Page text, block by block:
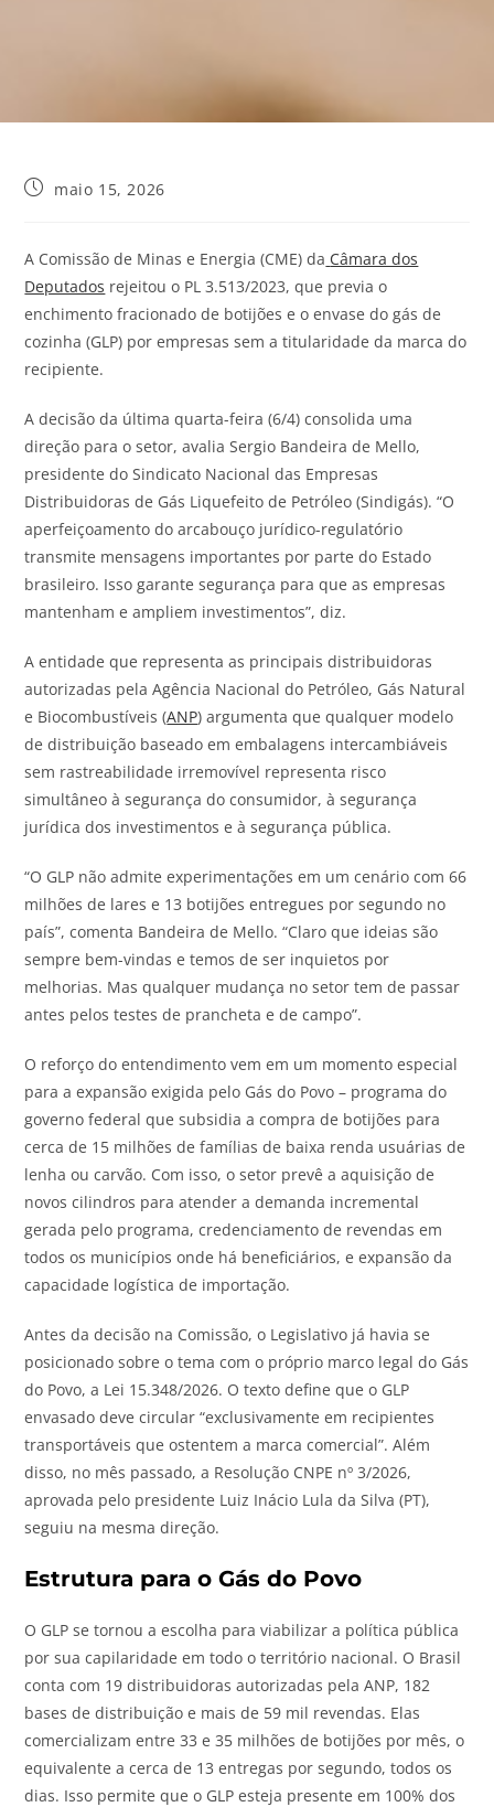
maio 15, 2026
A Comissão de Minas e Energia (CME) da Câmara dos
Deputados rejeitou o PL 3.513/2023, que previa o
enchimento fracionado de botijões e o envase do gás de
cozinha (GLP) por empresas sem a titularidade da marca do
recipiente.
A decisão da última quarta-feira (6/4) consolida uma
direção para o setor, avalia Sergio Bandeira de Mello,
presidente do Sindicato Nacional das Empresas
Distribuidoras de Gás Liquefeito de Petróleo (Sindigás). “O
aperfeiçoamento do arcabouço jurídico-regulatório
transmite mensagens importantes por parte do Estado
brasileiro. Isso garante segurança para que as empresas
mantenham e ampliem investimentos”, diz.
A entidade que representa as principais distribuidoras
autorizadas pela Agência Nacional do Petróleo, Gás Natural
e Biocombustíveis (ANP) argumenta que qualquer modelo
de distribuição baseado em embalagens intercambiáveis
sem rastreabilidade irremovível representa risco
simultâneo à segurança do consumidor, à segurança
jurídica dos investimentos e à segurança pública.
“O GLP não admite experimentações em um cenário com 66
milhões de lares e 13 botijões entregues por segundo no
país”, comenta Bandeira de Mello. “Claro que ideias são
sempre bem-vindas e temos de ser inquietos por
melhorias. Mas qualquer mudança no setor tem de passar
antes pelos testes de prancheta e de campo”.
O reforço do entendimento vem em um momento especial
para a expansão exigida pelo Gás do Povo – programa do
governo federal que subsidia a compra de botijões para
cerca de 15 milhões de famílias de baixa renda usuárias de
lenha ou carvão. Com isso, o setor prevê a aquisição de
novos cilindros para atender a demanda incremental
gerada pelo programa, credenciamento de revendas em
todos os municípios onde há beneficiários, e expansão da
capacidade logística de importação.
Antes da decisão na Comissão, o Legislativo já havia se
posicionado sobre o tema com o próprio marco legal do Gás
do Povo, a Lei 15.348/2026. O texto define que o GLP
envasado deve circular “exclusivamente em recipientes
transportáveis que ostentem a marca comercial”. Além
disso, no mês passado, a Resolução CNPE nº 3/2026,
aprovada pelo presidente Luiz Inácio Lula da Silva (PT),
seguiu na mesma direção.
Estrutura para o Gás do Povo
O GLP se tornou a escolha para viabilizar a política pública
por sua capilaridade em todo o território nacional. O Brasil
conta com 19 distribuidoras autorizadas pela ANP, 182
bases de distribuição e mais de 59 mil revendas. Elas
comercializam entre 33 e 35 milhões de botijões por mês, o
equivalente a cerca de 13 entregas por segundo, todos os
dias. Isso permite que o GLP esteja presente em 100% dos